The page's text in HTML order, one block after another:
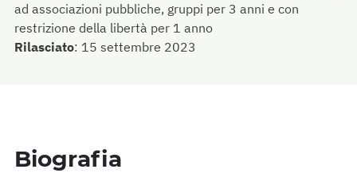
ad associazioni pubbliche, gruppi per 3 anni e con
restrizione della libertà per 1 anno
Rilasciato: 15 settembre 2023
Biografia